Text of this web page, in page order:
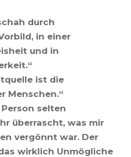
durch
in einer
und in
ist die
Menschen.“
selten
überrascht, was mir
vergönnt war. Der
wirklich Unmögliche